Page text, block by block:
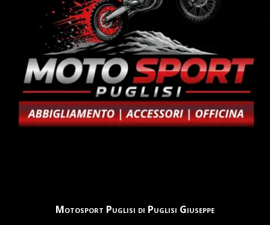
Motosport Puglisi di Puglisi Giuseppe